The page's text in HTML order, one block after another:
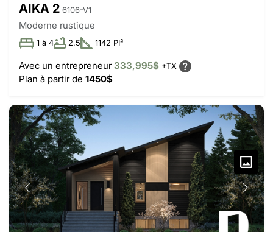
AIKA 2 6106-V1
Moderne rustique
1 à 4 2.5 1142 PI²
Avec un entrepreneur333,995$ +TX
Plan à partir de 1450$